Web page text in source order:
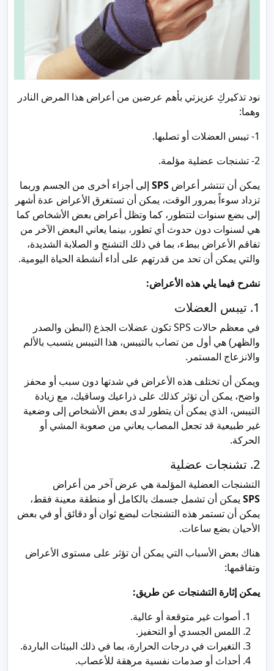
نود تذكيركِ عزيزتي بأهم عرضين من أعراض هذا المرض النادر
وهما:
1- تيبس العضلات أو تصلبها.
2- تشنجات عضلية مؤلمة.
يمكن أن تنتشر أعراض SPS إلى أجزاء أخرى من الجسم وربما
تزداد سوءاً بمرور الوقت، يمكن أن تستغرق الأعراض عدة أشهر
إلى بضع سنوات لتتطور، كما وتظل أعراض بعض الأشخاص كما
هي لسنوات دون حدوث أي تطور، بينما يعاني البعض الآخر من
تفاقم الأعراض ببطء، بما في ذلك التشنج و الصلابة الشديدة،
والتي يمكن أن تحد من قدرتهم على أداء أنشطة الحياة اليومية.
نشرح فيما يلي هذه الأعراض:
1. تيبس العضلات
في معظم حالات SPS تكون عضلات الجذع (البطن والصدر
والظهر) هي أول من تصاب بالتيبس، هذا التيبس يتسبب بالألم
والانزعاج المستمر.
ويمكن أن تختلف هذه الأعراض في شدتها دون سبب أو محفز
واضح، يمكن أن تؤثر كذلك على ذراعيك وساقيك، مع زيادة
التيبس، الذي يمكن أن يتطور لدى بعض الأشخاص إلى وضعية
غير طبيعية قد تجعل المصاب يعاني من صعوبة المشي أو
الحركة.
2. تشنجات عضلية
التشنجات العضلية المؤلمة هي عرض آخر من أعراض
SPS يمكن أن تشمل جسمك بالكامل أو منطقة معينة فقط،
يمكن أن تستمر هذه التشنجات لبضع ثوان أو دقائق أو في بعض
الأحيان بضع ساعات.
هناك بعض الأسباب التي يمكن أن تؤثر على مستوى الأعراض
وتفاقمها:
يمكن إثارة التشنجات عن طريق:
أصوات غير متوقعة أو عالية.
اللمس الجسدي أو التحفيز.
التغيرات في درجات الحرارة، بما في ذلك البيئات الباردة.
أحداث أو صدمات نفسية مرهقة للأعصاب.